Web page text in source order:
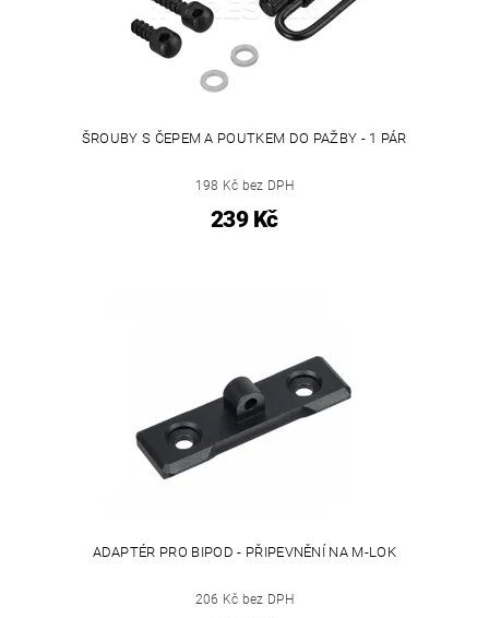
ŠROUBY S ČEPEM A POUTKEM DO PAŽBY - 1 PÁR
198 Kč bez DPH
239 Kč
ADAPTÉR PRO BIPOD - PŘIPEVNĚNÍ NA M-LOK
206 Kč bez DPH